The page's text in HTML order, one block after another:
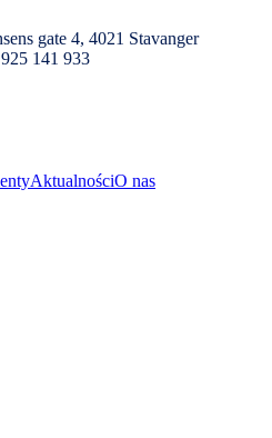
gate 4, 4021 Stavanger
141 933
AktualnościO nas